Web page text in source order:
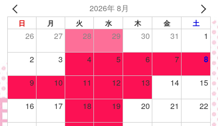
top-
2026年 8月
日 月 火 水 木 金 土
26 27 28 29 30 31 1
2 3 4 5 6 7 8
9 10 11 12 13 14 15
16 17 18 19 20 21 22